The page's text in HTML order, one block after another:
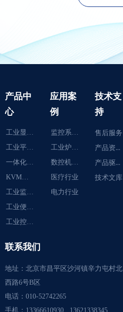
产品中
心
工业显示器
工业平板电脑
一体化工作站
KVM切换器
工业监视器
工业便携机
工业控制计算机
应用案
例
监控系统智能化
工业炉智能化
数控机床智能
医疗行业
电力行业
技术支
持
售后服务
产品资料下载
产品驱动下载
技术文库
联系我们
地址： 北京市昌平区沙河镇辛力屯村北
西路6号B区
电话： 010-52742265
手机： 13366610930 13621338345